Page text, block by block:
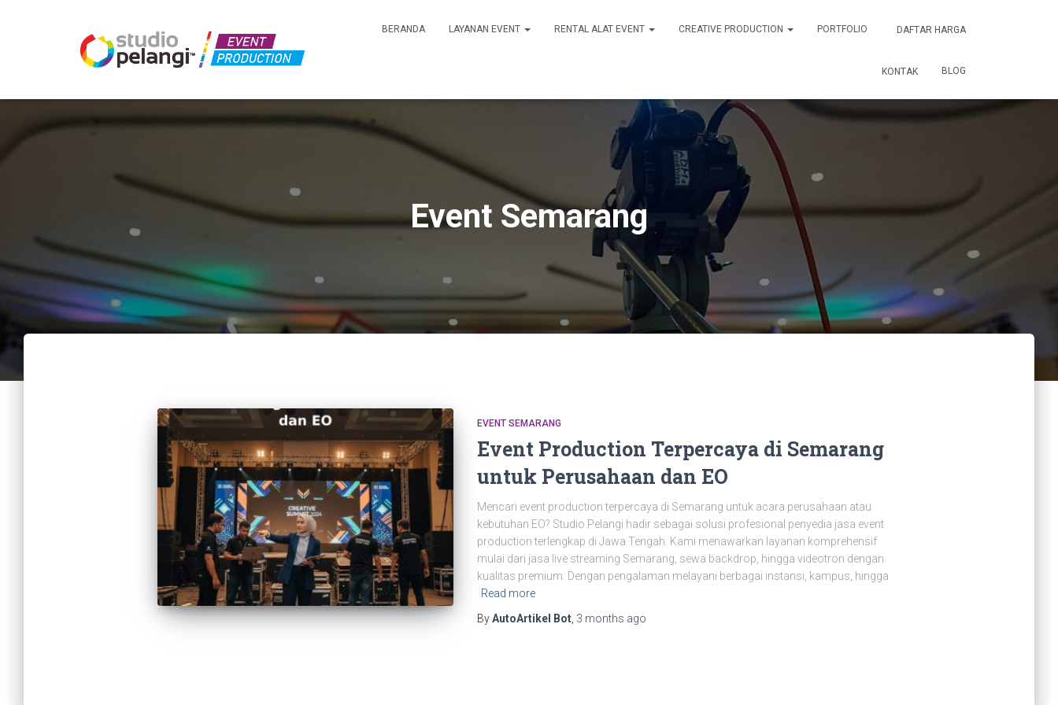
BERANDA LAYANAN EVENT RENTAL ALAT EVENT CREATIVE PRODUCTION PORTFOLIO DAFTAR HARGA
KONTAK BLOG
Event Semarang
EVENT SEMARANG
Event Production Terpercaya di Semarang
untuk Perusahaan dan EO
Mencari event production terpercaya di Semarang untuk acara perusahaan atau
kebutuhan EO? Studio Pelangi hadir sebagai solusi profesional penyedia jasa event
production terlengkap di Jawa Tengah. Kami menawarkan layanan komprehensif
mulai dari jasa live streaming Semarang, sewa backdrop, hingga videotron dengan
kualitas premium. Dengan pengalaman melayani berbagai instansi, kampus, hingga
Read more
ByAutoArtikel Bot, 3 months ago